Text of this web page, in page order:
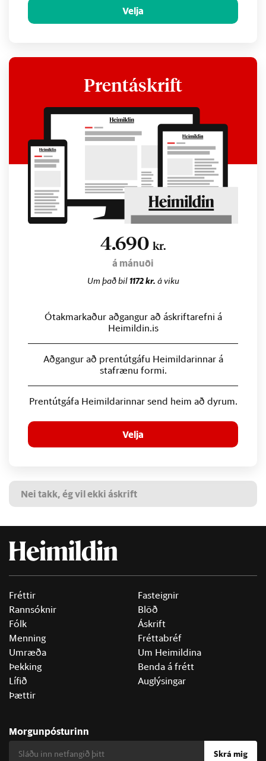
Velja
Prentáskrift
4.690 kr.
á mánuði
Um það bil1172 kr. á viku
Ótakmarkaður aðgangur að áskriftarefni á
Heimildin.is
Aðgangur að prentútgáfu Heimildarinnar á
stafrænu formi.
Prentútgáfa Heimildarinnar send heim að dyrum.
Velja
Nei takk, ég vil ekki áskrift
Fréttir
Rannsóknir
Fólk
Menning
Umræða
Þekking
Lífið
Þættir
Fasteignir
Blöð
Áskrift
Fréttabréf
Um Heimildina
Benda á frétt
Auglýsingar
Morgunpósturinn
Skrá mig